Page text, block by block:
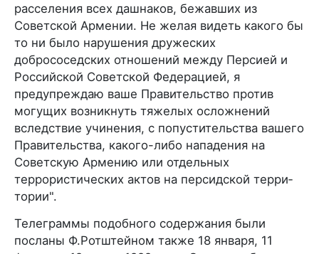
расселения всех дашнаков, бежавших из
Советской Ар­мении. Не желая видеть какого бы
то ни было нарушения дружеских
добрососедских отношений между Персией и
Российской Советской Федерацией, я
предупреждаю ваше Правительство против
могущих возникнуть тяжелых ослож­нений
вследствие учинения, с попустительства вашего
Пра­вительства, какого-либо нападения на
Советскую Армению или отдельных
террористических актов на персидской терри­
тории".
Телеграммы подобного содержания были
посланы Ф.Ротштейном также 18 января, 11